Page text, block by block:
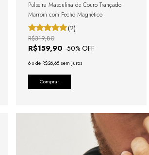
Pulseira Masculina de Couro Trançado
Marrom com Fecho Magnético
(2)
R$159,90 -50% OFF
R$319,80
6 x de R$26,65 sem juros
Comprar